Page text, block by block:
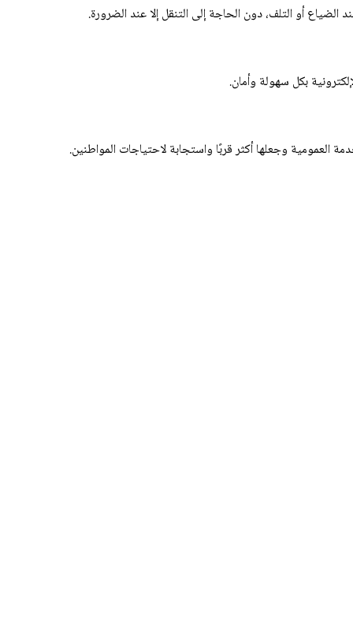
أو التلف، دون الحاجة إلى التنقل إلا عند الضرورة.
بكل سهولة وأمان.
العمومية وجعلها أكثر قربًا واستجابة لاحتياجات المواطنين.